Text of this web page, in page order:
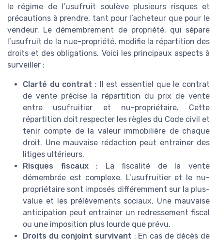
le régime de l’usufruit soulève plusieurs risques et
précautions à prendre, tant pour l’acheteur que pour le
vendeur. Le démembrement de propriété, qui sépare
l’usufruit de la nue-propriété, modifie la répartition des
droits et des obligations. Voici les principaux aspects à
surveiller :
Clarté du contrat : Il est essentiel que le contrat
de vente précise la répartition du prix de vente
entre usufruitier et nu-propriétaire. Cette
répartition doit respecter les règles du Code civil et
tenir compte de la valeur immobilière de chaque
droit. Une mauvaise rédaction peut entraîner des
litiges ultérieurs.
Risques fiscaux: La fiscalité de la vente
démembrée est complexe. L’usufruitier et le nu-
propriétaire sont imposés différemment sur la plus-
value et les prélèvements sociaux. Une mauvaise
anticipation peut entraîner un redressement fiscal
ou une imposition plus lourde que prévu.
Droits du conjoint survivant : En cas de décès de